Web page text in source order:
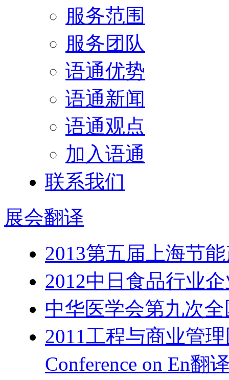
服务范围
服务团队
语通优势
语通新闻
语通观点
加入语通
联系我们
展会翻译
2013第五届上海节
2012中日食品行业
中华医学会第九次
2011工程与商业管
Conference on En翻